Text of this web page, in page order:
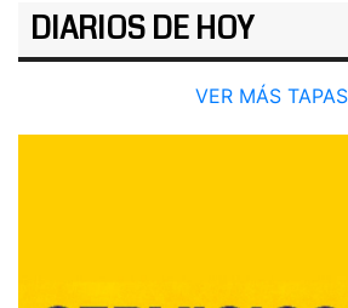
DIARIOS DE HOY
VER MÁS TAPAS